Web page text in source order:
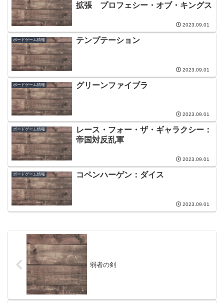
拡張 プロフェシー・オブ・キングス
2023.09.01
ボードゲーム情報 テンプテーション
2023.09.01
ボードゲーム情報 グリーンファイブラ
2023.09.01
ボードゲーム情報
レース・フォー・ザ・ギャラクシー：
帝国対反乱軍
2023.09.01
ボードゲーム情報 コペンハーゲン：ダイス
2023.09.01
弱者の剣